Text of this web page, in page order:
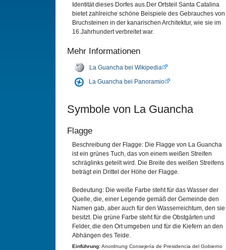
Identität dieses Dorfes aus.Der Ortsteil Santa Catalina
bietet zahlreiche schöne Beispiele des Gebrauches von
Bruchsteinen in der kanarischen Architektur, wie sie im
16.Jahrhundert verbreitet war.
Mehr Informationen
La Guancha bei Wikipedia
La Guancha bei Panoramio
Symbole von La Guancha
Flagge
Beschreibung der Flagge: Die Flagge von La Guancha
ist ein grünes Tuch, das von einem weißen Streifen
schräglinks geteilt wird. Die Breite des weißen Streifens
beträgt ein Drittel der Höhe der Flagge.
Bedeutung: Die weiße Farbe steht für das Wasser der
Quelle, die, einer Legende gemäß der Gemeinde den
Namen gab, aber auch für den Wasserreichtum, den sie
besitzt. Die grüne Farbe steht für die Obstgärten und
Felder, die den Ort umgeben und für die Kiefern an den
Abhängen des Teide.
Einführung:Anordnung Consejería de Presidencia del Gobierno